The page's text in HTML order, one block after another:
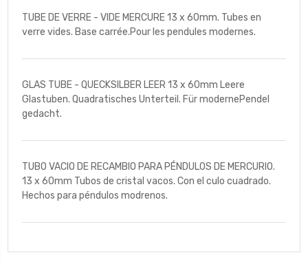
TUBE DE VERRE - VIDE MERCURE 13 x 60mm. Tubes en
verre vides. Base carrée.Pour les pendules modernes.
GLAS TUBE - QUECKSILBER LEER 13 x 60mm Leere
Glastuben. Quadratisches Unterteil. Für modernePendel
gedacht.
TUBO VACIO DE RECAMBIO PARA PÉNDULOS DE MERCURIO.
13 x 60mm Tubos de cristal vacos. Con el culo cuadrado.
Hechos para péndulos modrenos.